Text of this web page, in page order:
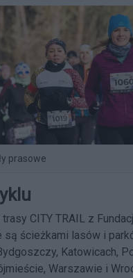
prasowe
CITY TRAIL z
są ścieżkami lasów i
Katowicach,
Warszawie i